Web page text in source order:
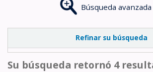
Búsqueda avanzada
Refinar su búsqueda
Su búsqueda retornó 4